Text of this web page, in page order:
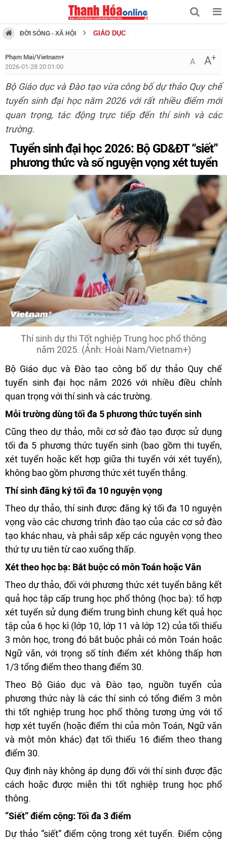
ĐỜI SỐNG - XÃ HỘI GIÁO DỤC
Phạm Mai/Vietnam+
2026-01-28 20:01:00
A A+
Bộ Giáo dục và Đào tạo vừa công bố dự thảo Quy chế
tuyển sinh đại học năm 2026 với rất nhiều điểm mới
quan trọng, tác động trực tiếp đến thí sinh và các
trường.
Tuyển sinh đại học 2026: Bộ GD&ĐT “siết”
phương thức và số nguyện vọng xét tuyển
Thí sinh dự thi Tốt nghiệp Trung học phổ thông
năm 2025. (Ảnh: Hoài Nam/Vietnam+)
Bộ Giáo dục và Đào tạo công bố dự thảo Quy chế
tuyển sinh đại học năm 2026 với nhiều điều chỉnh
quan trọng với thí sinh và các trường.
Mỗi trường dùng tối đa 5 phương thức tuyển sinh
Cũng theo dự thảo, mỗi cơ sở đào tạo được sử dụng
tối đa 5 phương thức tuyển sinh (bao gồm thi tuyển,
xét tuyển hoặc kết hợp giữa thi tuyển với xét tuyển),
không bao gồm phương thức xét tuyển thẳng.
Thí sinh đăng ký tối đa 10 nguyện vọng
Theo dự thảo, thí sinh được đăng ký tối đa 10 nguyện
vọng vào các chương trình đào tạo của các cơ sở đào
tạo khác nhau, và phải sắp xếp các nguyện vọng theo
thứ tự ưu tiên từ cao xuống thấp.
Xét theo học bạ: Bắt buộc có môn Toán hoặc Văn
Theo dự thảo, đối với phương thức xét tuyển bằng kết
quả học tập cấp trung học phổ thông (học bạ): tổ hợp
xét tuyển sử dụng điểm trung bình chung kết quả học
tập của 6 học kì (lớp 10, lớp 11 và lớp 12) của tối thiểu
3 môn học, trong đó bắt buộc phải có môn Toán hoặc
Ngữ văn, với trọng số tính điểm xét không thấp hơn
1/3 tổng điểm theo thang điểm 30.
Theo Bộ Giáo dục và Đào tạo, nguồn tuyển của
phương thức này là các thí sinh có tổng điểm 3 môn
thi tốt nghiệp trung học phổ thông tương ứng với tổ
hợp xét tuyển (hoặc điểm thi của môn Toán, Ngữ văn
và một môn khác) đạt tối thiểu 16 điểm theo thang
điểm 30.
Quy định này không áp dụng đối với thí sinh được đặc
cách hoặc được miễn thi tốt nghiệp trung học phổ
thông.
“Siết” điểm cộng: Tối đa 3 điểm
Dự thảo “siết” điểm cộng trong xét tuyển. Điểm cộng